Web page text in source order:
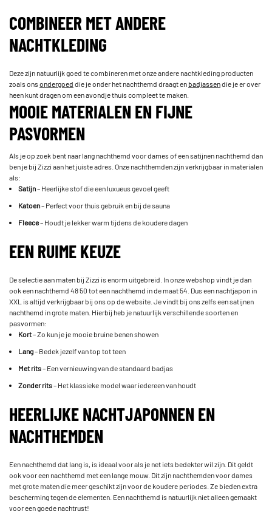
COMBINEER MET ANDERE
NACHTKLEDING
Deze zijn natuurlijk goed te combineren met onze andere nachtkleding producten
zoals onsondergoeddie je onder het nachthemd draagt enbadjassendie je er over
heen kunt dragen om een avondje thuis compleet te maken.
MOOIE MATERIALEN EN FIJNE
PASVORMEN
Als je op zoek bent naar lang nachthemd voor dames of een satijnen nachthemd dan
ben je bij Zizzi aan het juiste adres. Onze nachthemden zijn verkrijgbaar in materialen
als:
Satijn– Heerlijke stof die een luxueus gevoel geeft­
Katoen– Perfect voor thuis gebruik en bij de sauna
Fleece– Houdt je lekker warm tijdens de koudere dagen
EEN RUIME KEUZE
De selectie aan maten bij Zizzi is enorm uitgebreid. In onze webshop vindt je dan
ook een nachthemd 48 50 tot een nachthemd in de maat 54. Dus een nachtjapon in
XXL is altijd verkrijgbaar bij ons op de website. Je vindt bij ons zelfs een satijnen
nachthemd in grote maten. Hierbij heb je natuurlijk verschillende soorten en
pasvormen:
Kort– Zo kun je je mooie bruine benen showen
Lang– Bedek jezelf van top tot teen
Met rits– Een vernieuwing van de standaard badjas
Zonder rits– Het klassieke model waar iedereen van houdt
HEERLIJKE NACHTJAPONNEN EN
NACHTHEMDEN
Een nachthemd dat lang is, is ideaal voor als je net iets bedekter wil zijn. Dit geldt
ook voor een nachthemd met een lange mouw. Dit zijn nachthemden voor dames
met grote maten die meer geschikt zijn voor de koudere periodes. Ze bieden extra
bescherming tegen de elementen. Een nachthemd is natuurlijk niet alleen gemaakt
voor een goede nachtrust!